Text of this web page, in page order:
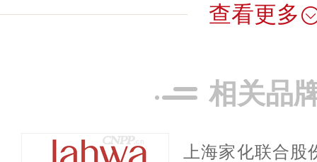
查看更多
相关品
上海家化联合